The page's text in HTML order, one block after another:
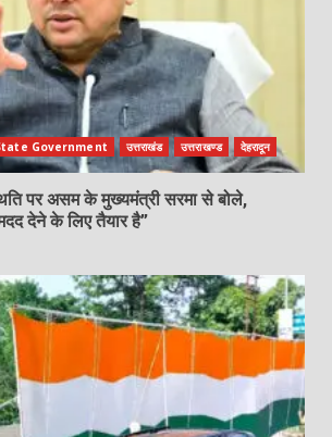
Government उत्तराखंड उत्तराखण्ड देहरादून
पर असम के मुख्यमंत्री सरमा से बोले,
देने के लिए तैयार है”